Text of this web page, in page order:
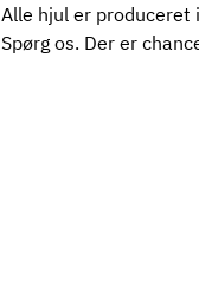
Alle hjul er produceret
Spørg os. Der er